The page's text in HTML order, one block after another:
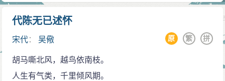
仍不失英雄豪迈本色。
用豪壮的情调书写胸中块垒。
诗人是个旷达之人，尽管政治上失意，却从未对生
代陈无已述怀
宋代：吴儆 拼
繁
原
胡马嘶北风，越鸟依南枝。
人生有气类，千里倾风期。